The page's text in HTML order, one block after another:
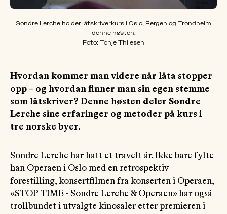
Sondre Lerche holder låtskriverkurs i Oslo, Bergen og Trondheim
denne høsten.
Foto: Tonje Thilesen
Hvordan kommer man videre når låta stopper
opp – og hvordan finner man sin egen stemme
som låtskriver? Denne høsten deler Sondre
Lerche sine erfaringer og metoder på kurs i
tre norske byer.
Sondre Lerche har hatt et travelt år. Ikke bare fylte
han Operaen i Oslo med en retrospektiv
forestilling, konsertfilmen fra konserten i Operaen,
«STOP TIME - Sondre Lerche & Operaen»har også
trollbundet i utvalgte kinosaler etter premieren i